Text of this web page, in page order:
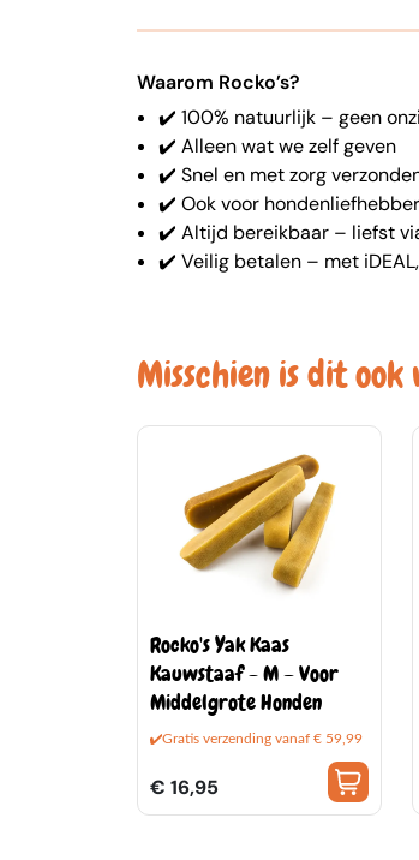
Waarom Rocko’s?
✔️ 100% natuurlijk – geen
✔️ Alleen wat we zelf geven
✔️ Snel en met zorg
✔️ Ook voor
✔️ Altijd bereikbaar – liefst
✔️ Veilig betalen – met
Misschien is dit
Rocko's Yak Kaas
Kauwstaaf - M – Voor
Middelgrote Honden
Gratis verzending vanaf € 59,99
€ 16,95